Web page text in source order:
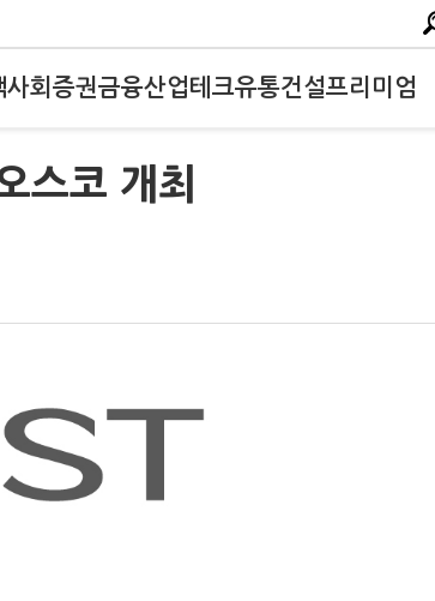
사회 증권금융산업테크유통건설프리미엄
스코 개최